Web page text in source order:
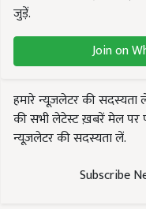
जुड़ें.
Join on
हमारे न्यूज़लेटर की
की सभी लेटेस्ट ख़बरें मेल पर
न्यूज़लेटर की सदस्यता लें.
Subscribe